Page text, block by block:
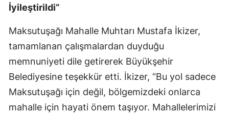
İyileştirildi”
Maksutuşağı Mahalle Muhtarı Mustafa İkizer,
tamamlanan çalışmalardan duyduğu
memnuniyeti dile getirerek Büyükşehir
Belediyesine teşekkür etti. İkizer, “Bu yol sadece
Maksutuşağı için değil, bölgemizdeki onlarca
mahalle için hayati önem taşıyor. Mahallelerimizi